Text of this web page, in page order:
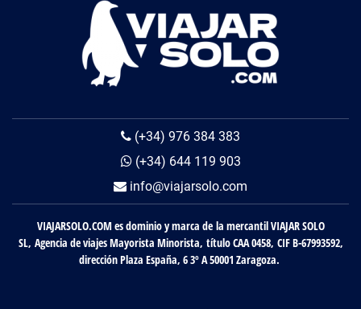
(+34) 976 384 383
(+34) 644 119 903
info@viajarsolo.com
VIAJARSOLO.COM es dominio y marca de la mercantil VIAJAR SOLO
SL, Agencia de viajes Mayorista Minorista, título CAA 0458, CIF B-67993592,
dirección Plaza España, 6 3º A 50001 Zaragoza.